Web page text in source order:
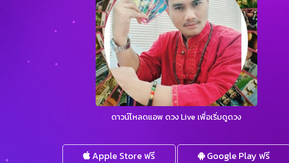
ดาวน์โหลดแอพ ดวง Live เพื่อเริ่มดูดวง
Apple Store ฟรี Google Play ฟรี